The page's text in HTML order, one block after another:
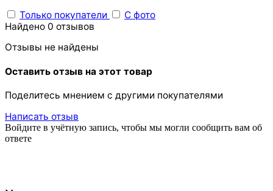
Только покупатели
С фото
Найдено 0 отзывов
Отзывы не найдены
Оставить отзыв на этот товар
Поделитесь мнением с другими покупателями
Написать отзыв
Войдите в учётную запись, чтобы мы могли сообщить вам об
ответе